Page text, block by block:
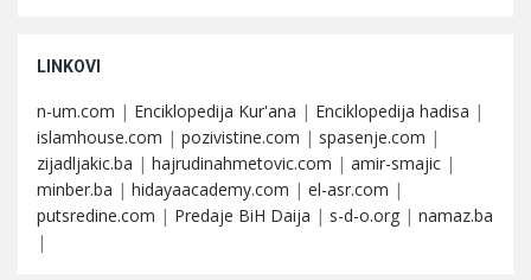
LINKOVI
n-um.com | Enciklopedija Kur'ana | Enciklopedija hadisa |
islamhouse.com | pozivistine.com | spasenje.com |
zijadljakic.ba | hajrudinahmetovic.com | amir-smajic |
minber.ba | hidayaacademy.com | el-asr.com |
putsredine.com | Predaje BiH Daija | s-d-o.org | namaz.ba
|